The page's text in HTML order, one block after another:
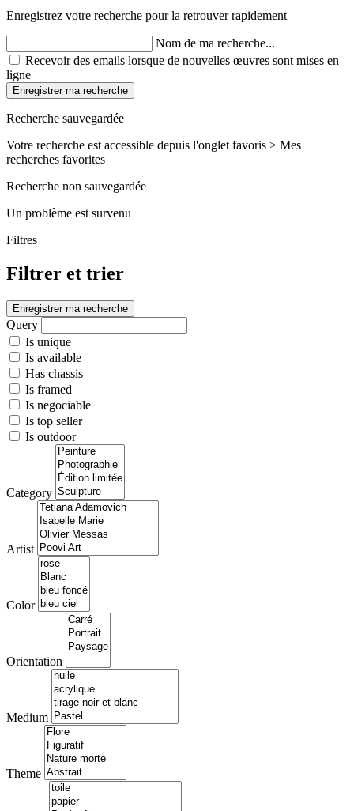
Enregistrez votre recherche pour la retrouver rapidement
Nom de ma recherche...
Recevoir des emails lorsque de nouvelles œuvres sont mises en
ligne
Enregistrer ma recherche
Recherche sauvegardée
Votre recherche est accessible depuis l'onglet favoris > Mes
recherches favorites
Recherche non sauvegardée
Un problème est survenu
Filtres
Filtrer et trier
Enregistrer ma recherche
Query
Is unique
Is available
Has chassis
Is framed
Is negociable
Is top seller
Is outdoor
Category
Artist
Color
Orientation
Medium
Theme